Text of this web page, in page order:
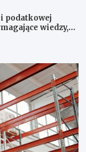
podatkowej
wiedzy,